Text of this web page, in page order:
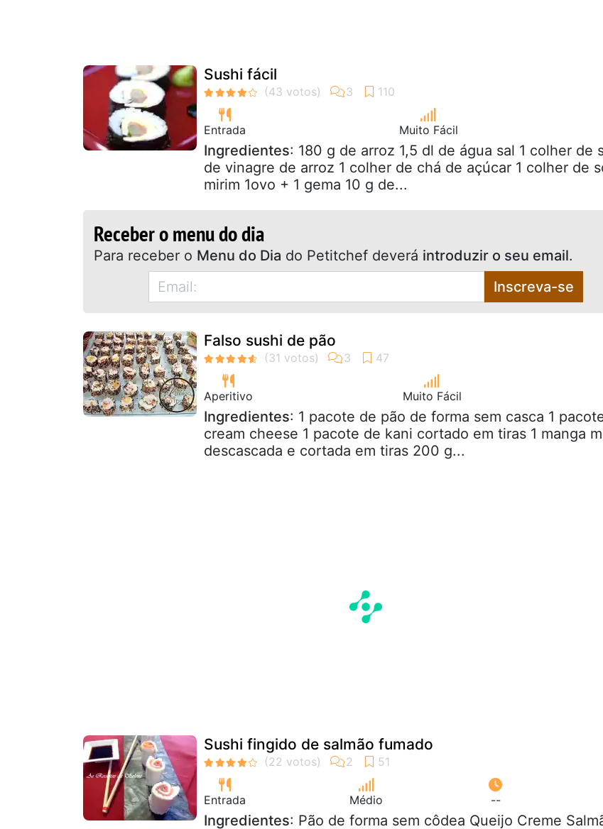
Sushi fácil
Entrada Muito Fácil
Ingredientes: 180 g de arroz 1,5 dl de água sal 1 colher de
de vinagre de arroz 1 colher de chá de açúcar 1 colher de
mirim 1ovo + 1 gema 10 g de...
Receber o menu do dia
Para receber o Menu do Dia do Petitchef deverá introduzir o seu email.
Inscreva-se
Falso sushi de pão
Aperitivo Muito Fácil
Ingredientes: 1 pacote de pão de forma sem casca 1
cream cheese 1 pacote de kani cortado em tiras 1 manga
descascada e cortada em tiras 200 g...
Sushi fingido de salmão fumado
Entrada Médio --
Ingredientes: Pão de forma sem côdea Queijo Creme